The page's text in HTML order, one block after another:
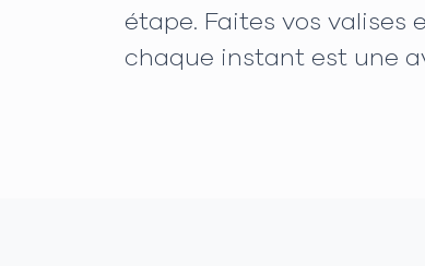
étape. Faites vos valises
chaque instant est une